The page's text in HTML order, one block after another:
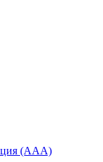
(ААА)